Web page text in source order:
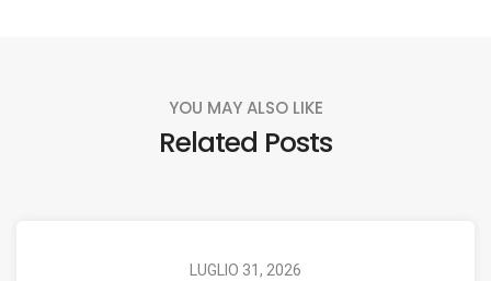
YOU MAY ALSO LIKE
Related Posts
LUGLIO 31, 2026